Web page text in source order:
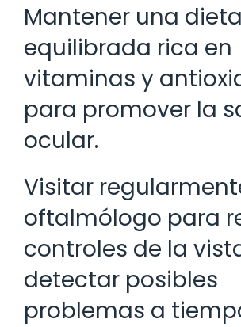
Mantener una dieta
equilibrada rica en
vitaminas y
para promover la
ocular.
Visitar
oftalmólogo para
controles de la
detectar posibles
problemas a